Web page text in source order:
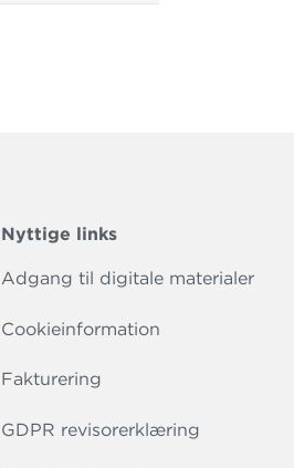
Nyttige links
Adgang til digitale materialer
Cookieinformation
Fakturering
GDPR revisorerklæring